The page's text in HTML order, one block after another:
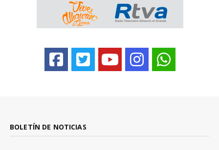
BOLETÍN DE NOTICIAS